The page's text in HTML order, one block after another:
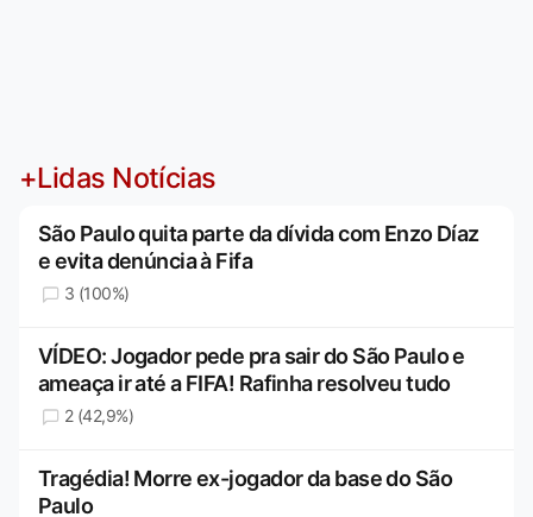
+Lidas Notícias
São Paulo quita parte da dívida com Enzo Díaz
e evita denúncia à Fifa
3 (100%)
VÍDEO: Jogador pede pra sair do São Paulo e
ameaça ir até a FIFA! Rafinha resolveu tudo
2 (42,9%)
Tragédia! Morre ex-jogador da base do São
Paulo